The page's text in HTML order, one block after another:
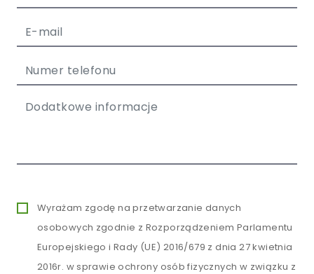
Wyrażam zgodę na przetwarzanie danych
osobowych zgodnie z Rozporządzeniem Parlamentu
Europejskiego i Rady (UE) 2016/679 z dnia 27 kwietnia
2016r. w sprawie ochrony osób fizycznych w związku z